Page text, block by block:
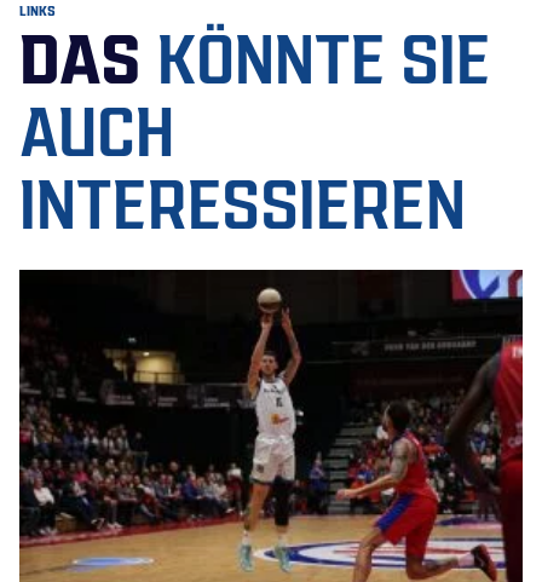
LINKS
DAS KÖNNTE SIE
AUCH
INTERESSIEREN